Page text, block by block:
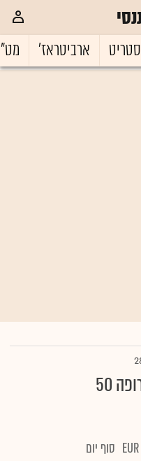
ארביטראז'
50
EUR סוף יום